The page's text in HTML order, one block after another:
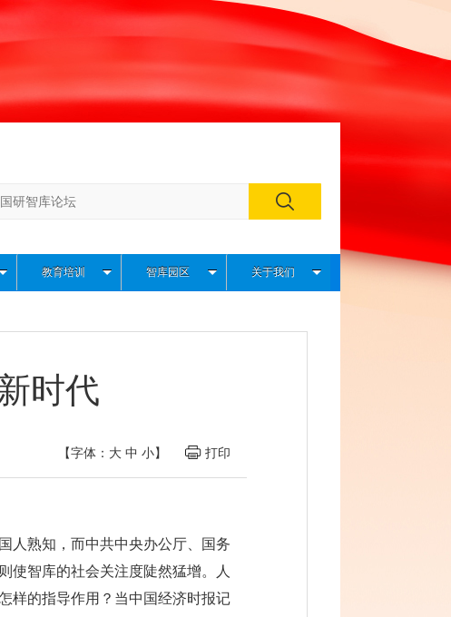
教育培训 智库园区 关于我们
时代
【字体： 大 中 小】 打印
人熟知，而中共中央办公厅、国务
使智库的社会关注度陡然猛增。人
样的指导作用？当中国经济时报记